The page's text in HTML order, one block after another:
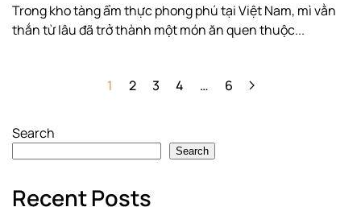
Trong kho tàng ẩm thực phong phú tại Việt Nam, mì vằn
thắn từ lâu đã trở thành một món ăn quen thuộc...
1 2 3 4 … 6
Search
Search
Recent Posts